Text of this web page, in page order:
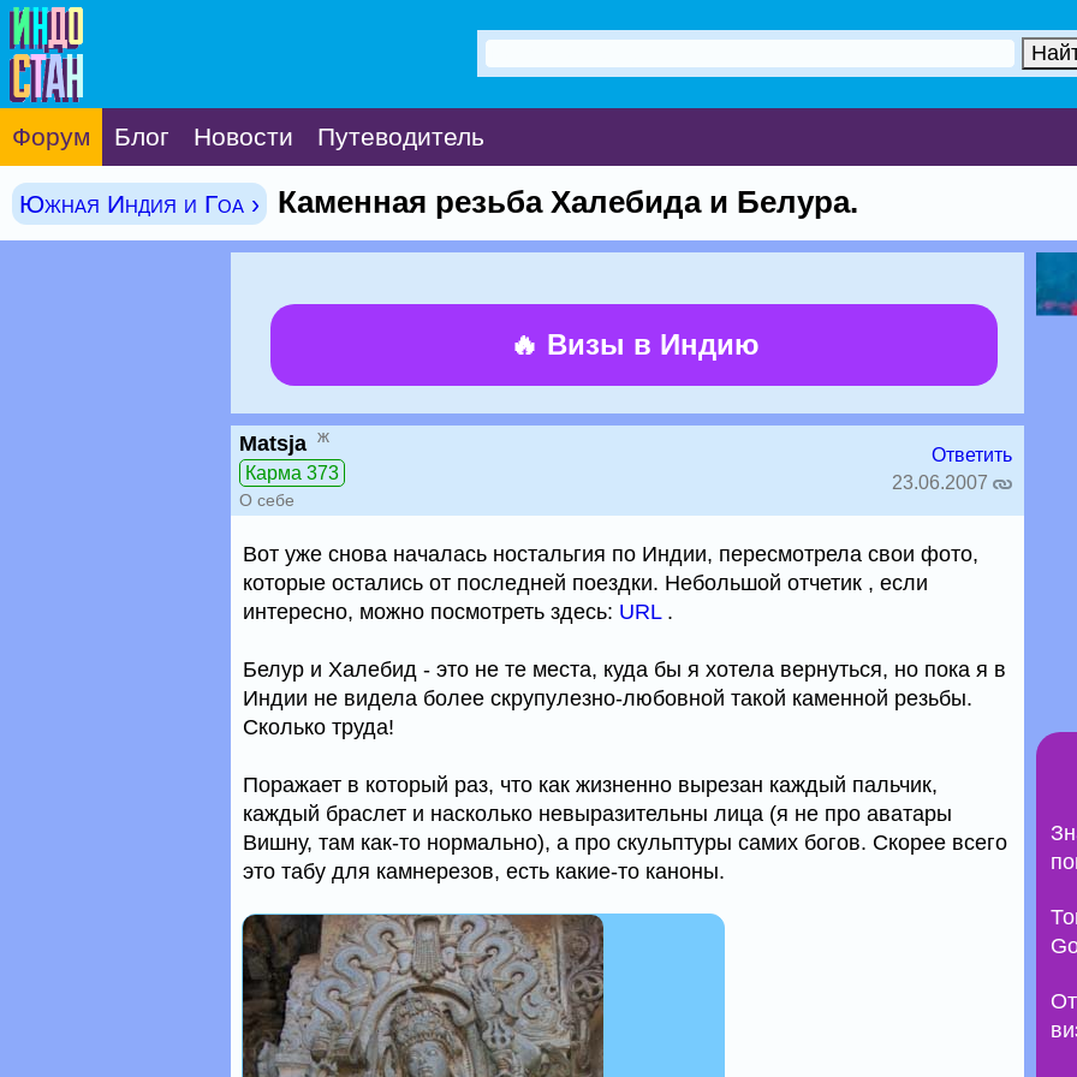
Форум Блог Новости Путеводитель
Южная Индия и Гоа › Каменная резьба Халебида и Белура.
🔥 Визы в Индию
Matsja ж
Карма 373
О себе
Ответить
23.06.2007
Вот уже снова началась ностальгия по Индии, пересмотрела свои фото,
которые остались от последней поездки. Небольшой отчетик , если
интересно, можно посмотреть здесь: URL.
Белур и Халебид - это не те места, куда бы я хотела вернуться, но пока я в
Индии не видела более скрупулезно-любовной такой каменной резьбы.
Сколько труда!
Поражает в который раз, что как жизненно вырезан каждый пальчик,
каждый браслет и насколько невыразительны лица (я не про аватары
Вишну, там как-то нормально), а про скульптуры самих богов. Скорее всего
это табу для камнерезов, есть какие-то каноны.